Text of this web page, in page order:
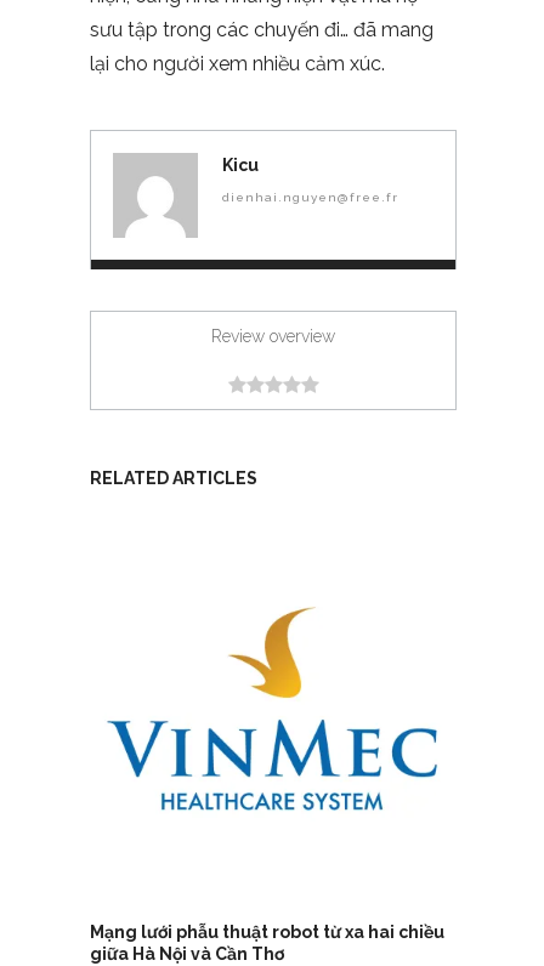
sưu tập trong các chuyến đi… đã mang
lại cho người xem nhiều cảm xúc.
Kicu
dienhai.nguyen@free.fr
Review overview
RELATED ARTICLES
Mạng lưới phẫu thuật robot từ xa hai chiều
giữa Hà Nội và Cần Thơ